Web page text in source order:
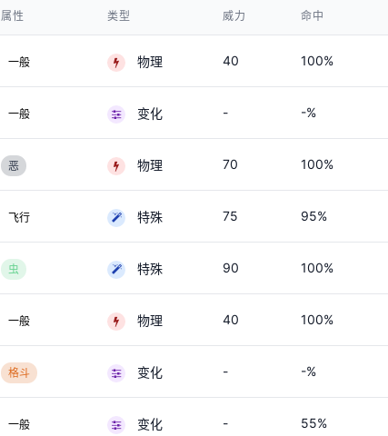
属性 类型 威力 命中
一般 物理 40 100%
一般 变化 - -%
恶 物理 70 100%
飞行 特殊 75 95%
虫 特殊 90 100%
一般 物理 40 100%
格斗 变化 - -%
一般 变化 - 55%